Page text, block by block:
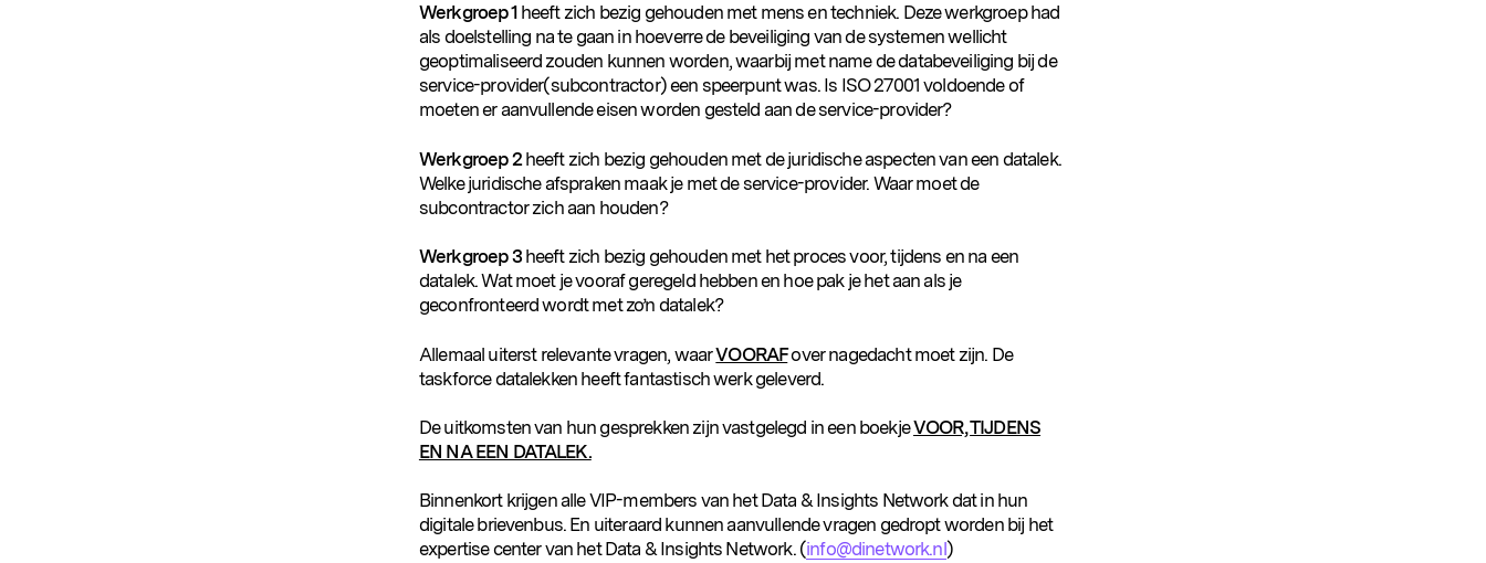
Werkgroep 1heeft zich bezig gehouden met mens en techniek. Deze werkgroep had
als doelstelling na te gaan in hoeverre de beveiliging van de systemen wellicht
geoptimaliseerd zouden kunnen worden, waarbij met name de databeveiliging bij de
service-provider(subcontractor) een speerpunt was. Is ISO 27001 voldoende of
moeten er aanvullende eisen worden gesteld aan de service-provider?
Werkgroep 2heeft zich bezig gehouden met de juridische aspecten van een datalek.
Welke juridische afspraken maak je met de service-provider. Waar moet de
subcontractor zich aan houden?
Werkgroep 3heeft zich bezig gehouden met het proces voor, tijdens en na een
datalek. Wat moet je vooraf geregeld hebben en hoe pak je het aan als je
geconfronteerd wordt met zo’n datalek?
Allemaal uiterst relevante vragen, waarVOORAFover nagedacht moet zijn. De
taskforce datalekken heeft fantastisch werk geleverd.
De uitkomsten van hun gesprekken zijn vastgelegd in een boekjeVOOR, TIJDENS
EN NA EEN DATALEK.
Binnenkort krijgen alle VIP-members van het Data & Insights Network dat in hun
digitale brievenbus. En uiteraard kunnen aanvullende vragen gedropt worden bij het
expertise center van het Data & Insights Network. (info@dinetwork.nl)